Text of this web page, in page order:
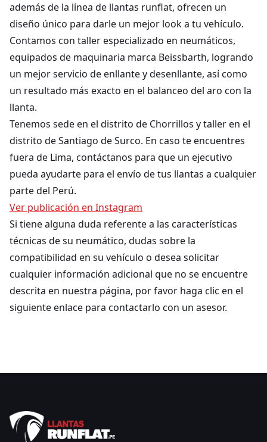
además de la línea de llantas runflat, ofrecen un
diseño único para darle un mejor look a tu vehículo.
Contamos con taller especializado en neumáticos,
equipados de maquinaria marca Beissbarth, logrando
un mejor servicio de enllante y desenllante, así como
un resultado más exacto en el balanceo del aro con la
llanta.
Tenemos sede en el distrito de Chorrillos y taller en el
distrito de Santiago de Surco. En caso te encuentres
fuera de Lima, contáctanos para que un ejecutivo
pueda ayudarte para el envío de tus llantas a cualquier
parte del Perú.
Ver publicación en Instagram
Si tiene alguna duda referente a las características
técnicas de su neumático, dudas sobre la
compatibilidad en su vehículo o desea solicitar
cualquier información adicional que no se encuentre
descrita en nuestra página, por favor haga clic en el
siguiente enlace para contactarlo con un asesor.